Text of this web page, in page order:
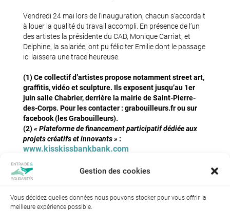
Gestion des cookies
Vous décidez quelles données nous pouvons stocker pour vous offrir la
meilleure expérience possible.
Vendredi 24 mai lors de l’inauguration, chacun s’accordait
à louer la qualité du travail accompli. En présence de l’un
des artistes la présidente du CAD, Monique Carriat, et
Delphine, la salariée, ont pu féliciter Emilie dont le passage
ici laissera une trace heureuse.
(1) Ce collectif d’artistes propose notamment street art,
graffitis, vidéo et sculpture. Ils exposent jusqu’au 1er
juin salle Chabrier, derrière la mairie de Saint-Pierre-
des-Corps. Pour les contacter : grabouilleurs.fr ou sur
facebook (les Grabouilleurs).
(2)« Plateforme de financement participatif dédiée aux
projets créatifs et innovants » :
www.kisskissbankbank.com